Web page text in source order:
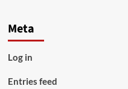
Meta
Log in
Entries feed